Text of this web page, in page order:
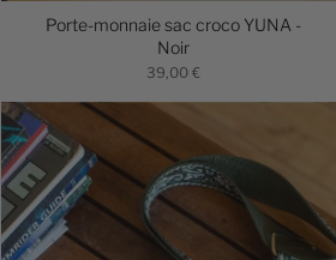
Porte-monnaie sac croco YUNA -
Noir
39,00 €